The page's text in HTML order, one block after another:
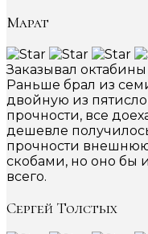
Марат
Заказывал
Раньше брал из
двойную из
прочности, все
дешевле
прочности
скобами, но оно бы
всего.
Сергей Толстых